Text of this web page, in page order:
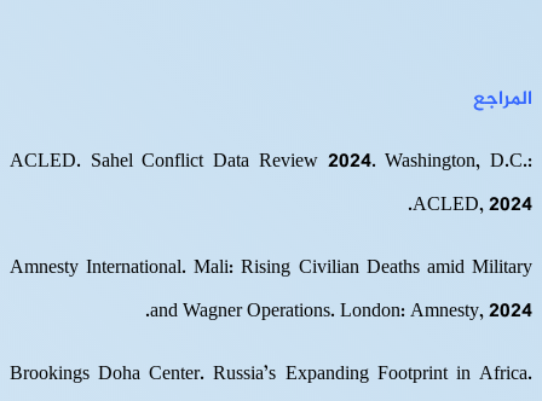
المراجع
ACLED. Sahel Conflict Data Review 2024. Washington, D.C.:
ACLED, 2024.
Amnesty International. Mali: Rising Civilian Deaths amid Military
and Wagner Operations. London: Amnesty, 2024.
Brookings Doha Center. Russia’s Expanding Footprint in Africa.